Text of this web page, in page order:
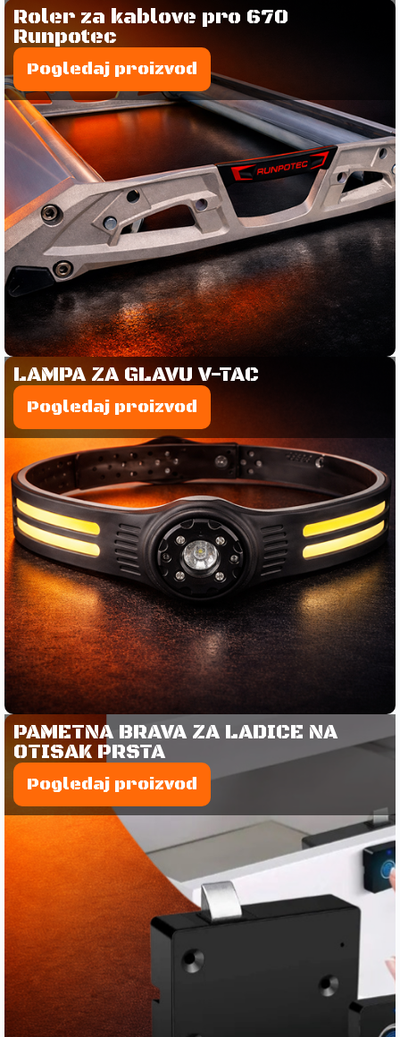
Roler za kablove pro 670
Runpotec
Pogledaj proizvod
LAMPA ZA GLAVU V-TAC
Pogledaj proizvod
PAMETNA BRAVA ZA LADICE NA
OTISAK PRSTA
Pogledaj proizvod